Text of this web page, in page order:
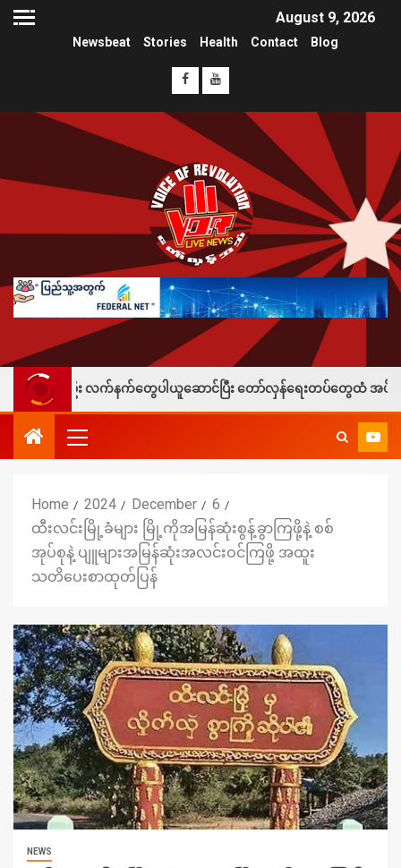
August 9, 2026
Newsbeat Stories Health Contact Blog
း လက်နက်တွေပါယူဆောင်ပြီး တော်လှန်ရေးတပ်တွေထံ အပ်နှံလို့ သိန်းတစ်
Home 2024 December
6
ထီးလင်းမြို့ခံများ မြို့ကိုအမြန်ဆုံးစွန့်ခွာကြဖို့နဲ့ စစ်
အုပ်စုနဲ့ ပျူများအမြန်ဆုံးအလင်းဝင်ကြဖို့ အထူး
သတိပေးစာထုတ်ပြန်
NEWS